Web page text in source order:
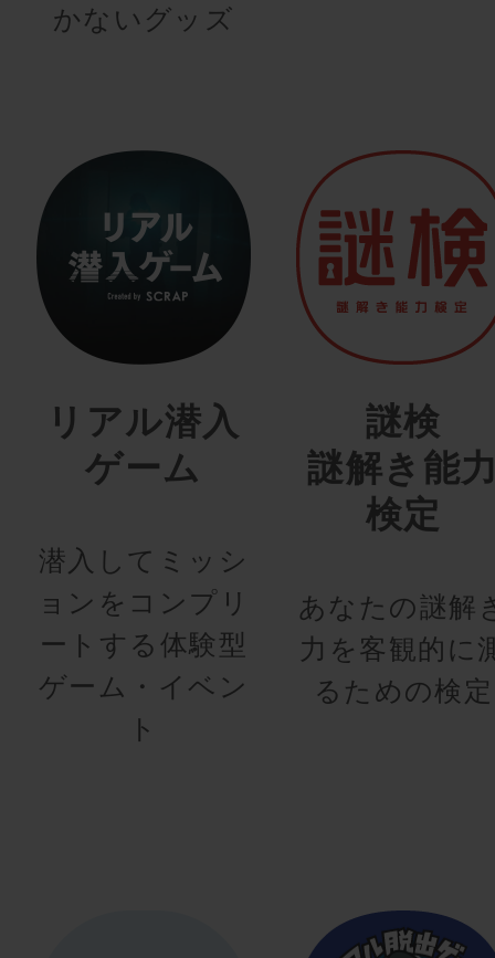
かないグッズ
リアル潜入
ゲーム
潜入してミッシ
ョンをコンプリ
ートする体験型
ゲーム・イベン
ト
謎検
謎解き能
検定
あなたの謎解
力を客観的に
るための検定